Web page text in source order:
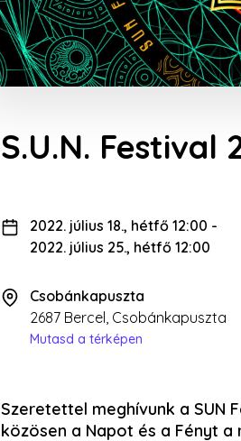
S.U.N. Festival
2022. július 18., hétfő 12:00 -
2022. július 25., hétfő 12:00
Csobánkapuszta
2687 Bercel, Csobánkapuszta
Mutasd a térképen
Szeretettel meghívunk a SUN
közösen a Napot és a Fényt